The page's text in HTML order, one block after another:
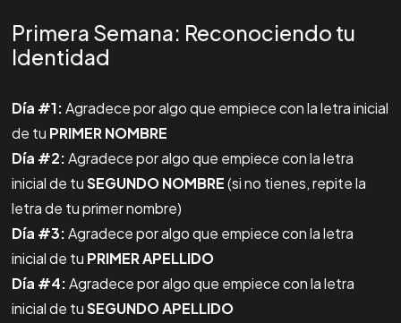
Primera Semana: Reconociendo tu
Identidad
Día #1:Agradece por algo que empiece con la letra inicial
de tu PRIMER NOMBRE
Día #2:Agradece por algo que empiece con la letra
inicial de tuSEGUNDO NOMBRE(si no tienes, repite la
letra de tu primer nombre)
Día #3:Agradece por algo que empiece con la letra
inicial de tu PRIMER APELLIDO
Día #4:Agradece por algo que empiece con la letra
inicial de tuSEGUNDO APELLIDO